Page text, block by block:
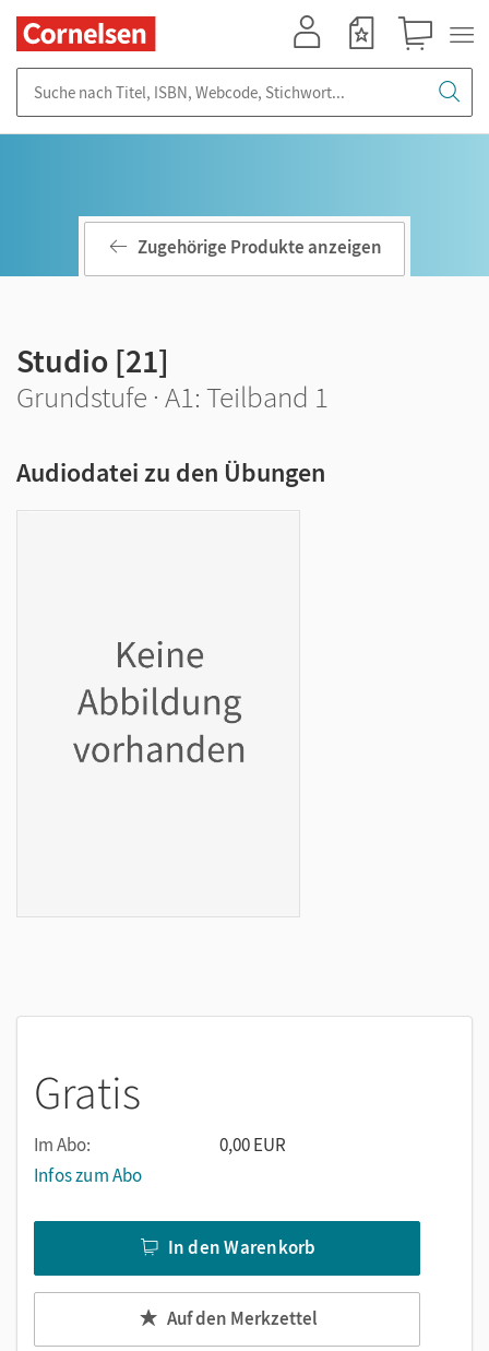
Zugehörige Produkte anzeigen
Studio [21]
Grundstufe · A1: Teilband 1
Audiodatei zu den Übungen
Gratis
Im Abo:
0,00 EUR
Infos zum Abo
In den Warenkorb
Auf den Merkzettel